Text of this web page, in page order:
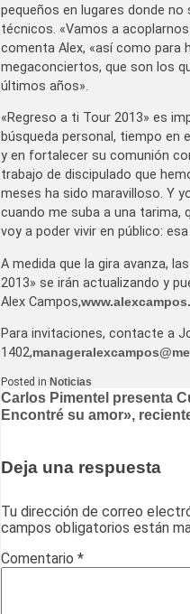
pequeños en lugares donde
técnicos. «Vamos a
comenta Alex, «así como para
megaconciertos, que son los
últimos años».
«Regreso a ti Tour 2013» es
búsqueda personal, tiempo en
y en fortalecer su comunión
trabajo de discipulado que
meses ha sido maravilloso. Y
cuando me suba a una tarima,
voy a poder vivir en público:
A medida que la gira avanza,
2013» se irán actualizando y
Alex Campos,
Para invitaciones, contacte a
1402,
Posted in Noticias
Navegación
de
Carlos Pimentel presenta
Encontré su amor»,
Deja una respuesta
Tu dirección de correo
campos obligatorios están
Comentario *